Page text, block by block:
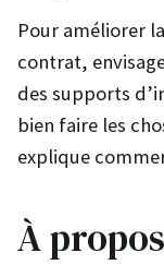
Pour améliorer
contrat,
des supports
bien faire les
explique
À